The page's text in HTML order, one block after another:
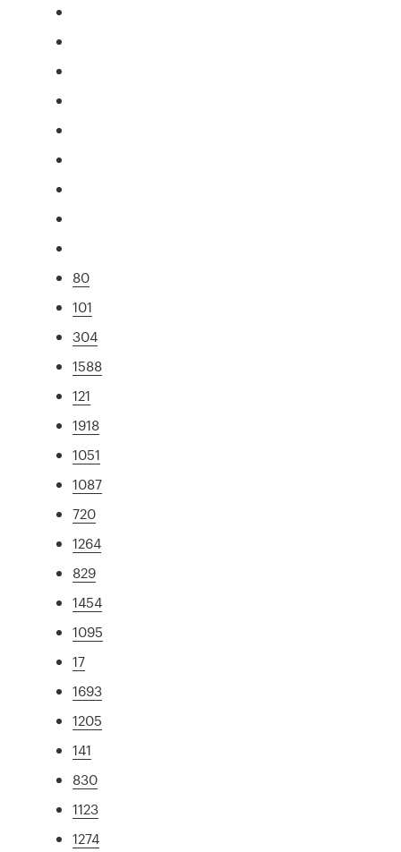
80
101
304
1588
121
1918
1051
1087
720
1264
829
1454
1095
17
1693
1205
141
830
1123
1274